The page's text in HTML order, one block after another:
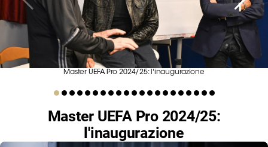
Serie
B
Femminile
Museo
del
delle
Master UEFA Pro 2024/25: l'inaugurazione
Master UEFA Pro 2024/25:
l'inaugurazione